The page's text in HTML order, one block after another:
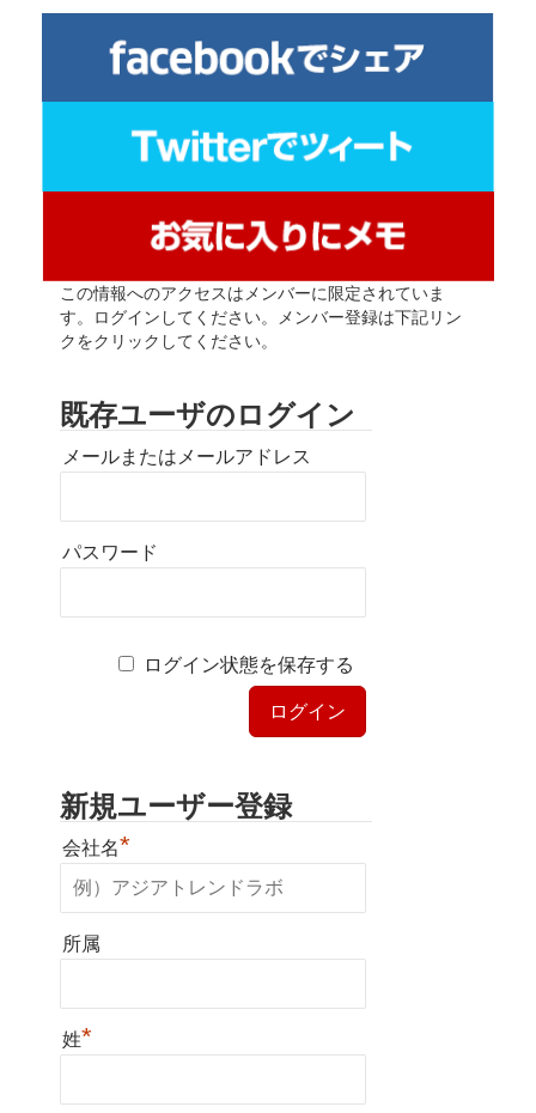
この情報へのアクセスはメンバーに限定されていま
す。ログインしてください。メンバー登録は下記リン
クをクリックしてください。
既存ユーザのログイン
メールまたはメールアドレス
パスワード
ログイン状態を保存する
新規ユーザー登録
会社名*
所属
姓*